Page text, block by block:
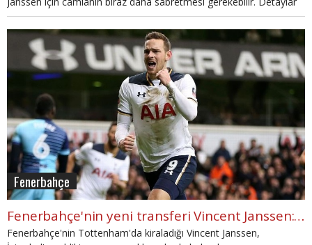
haberimizde...
Fenerbahçe
Fenerbahçe'nin yeni transferi Vincent Janssen: 'Benim için çok iyi fırsat'
Fenerbahçe'nin Tottenham'da kiraladığı Vincent Janssen,